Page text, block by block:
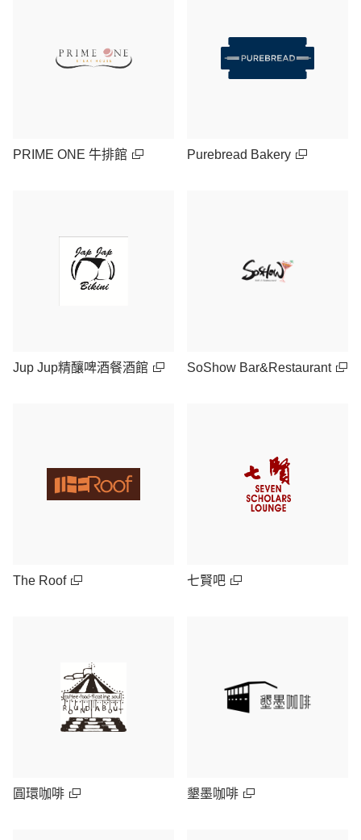
PRIME ONE 牛排館 Purebread Bakery
Jup Jup精釀啤酒餐酒館 SoShow Bar&Restaurant
The Roof 七賢吧
圓環咖啡 墾墨咖啡